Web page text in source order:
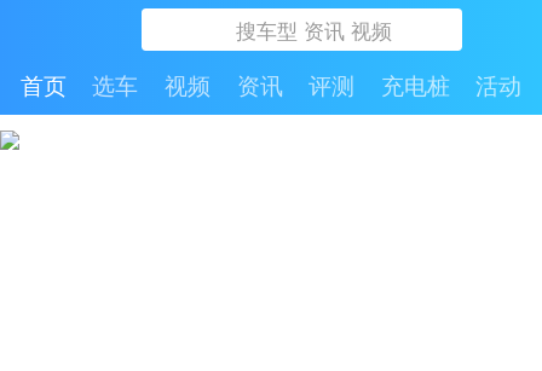
首页 选车 视频 资讯 评测 充电桩 活动